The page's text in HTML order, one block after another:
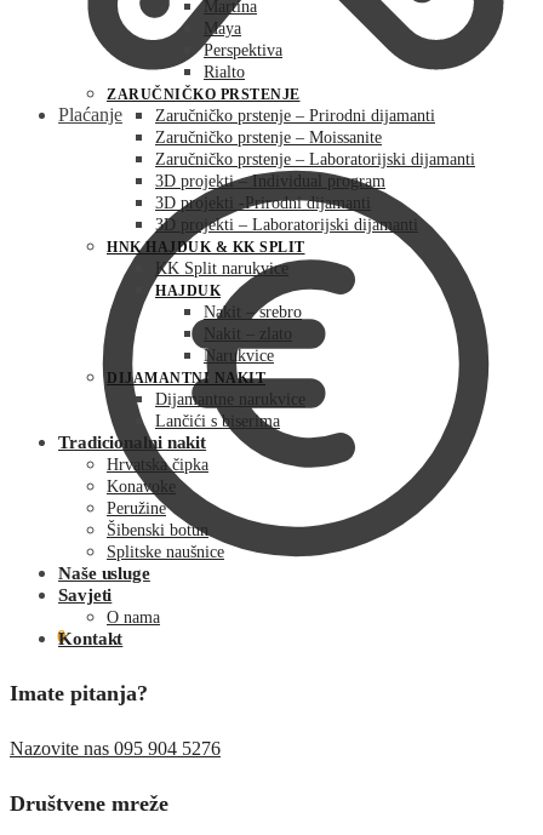
Plaćanje
0.00 0
Martina
Maya
Perspektiva
Rialto
ZARUČNIČKO PRSTENJE
Zaručničko prstenje – Prirodni dijamanti
Zaručničko prstenje – Moissanite
Zaručničko prstenje – Laboratorijski dijamanti
3D projekti – Individual program
3D projekti -Prirodni dijamanti
3D projekti – Laboratorijski dijamanti
HNK HAJDUK & KK SPLIT
KK Split narukvice
HAJDUK
Nakit – srebro
Nakit – zlato
Narukvice
DIJAMANTNI NAKIT
Dijamantne narukvice
Lančići s biserima
Tradicionalni nakit
Hrvatska čipka
Konavoke
Peružine
Šibenski botun
Splitske naušnice
Naše usluge
Savjeti
O nama
Kontakt
Imate pitanja?
Nazovite nas 095 904 5276
Društvene mreže